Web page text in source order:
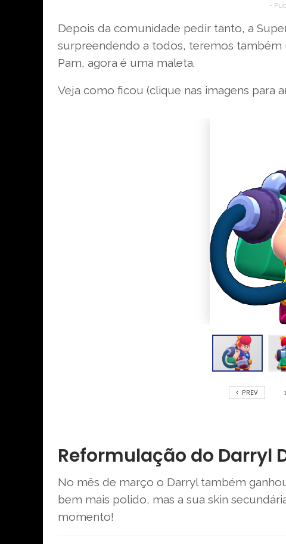
-
Depois da comunidade pedir tanto, a
surpreendendo a todos, teremos
Pam, agora é uma maleta.
Veja como ficou (clique nas imagens para
PREV
Reformulação do Darryl
No mês de março o Darryl também
bem mais polido, mas a sua skin
momento!